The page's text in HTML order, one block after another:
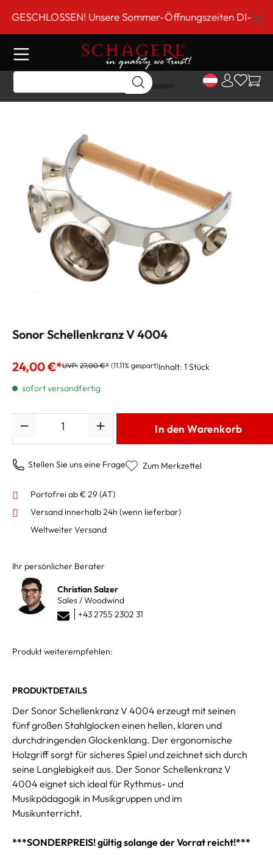
springenUnsere Sommer-Öffnungszeiten DI-FR 9
Home Percussion
Sonor Schellenkranz V 4004
24,00 €*UVP: 27,00 €* (11.11% gespart)Inhalt: 1 Stück
sofort versandfertig
In den Warenkorb
Stellen Sie uns eine Frage Zum Merkzettel
Portofrei ab € 29 (AT)
Versand innerhalb 24h (wenn lieferbar)
Weltweiter Versand
Ihr persönlicher Berater
Christian Salzer
Sales / Woodwind
+43 2755 2302 31
Produkt weiterempfehlen:
PRODUKTDETAILS
Der Sonor Schellenkranz V 4004 erzeugt mit seinen
fünf großen Stahlglocken einen hellen, klaren und
durchdringenden Glockenklang. Der ergonomische
Holzgriff sorgt für sicheres Spiel und zeichnet sich durch
seine Langlebigkeit aus. Der Sonor Schellenkranz V
4004 eignet sich ideal für Rythmus- und
Musikpädagogik in Musikgruppen und im
Musikunterricht.
***SONDERPREIS! gültig solange der Vorrat reicht!***